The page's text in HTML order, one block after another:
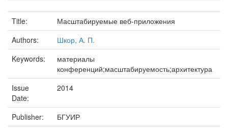
Title:
Масштабируемые веб-приложения
Authors:
Шкор, А. П.
Keywords:
материалы
конференций;масштабируемость;архитектура
Issue
Date:
2014
Publisher:
БГУИР